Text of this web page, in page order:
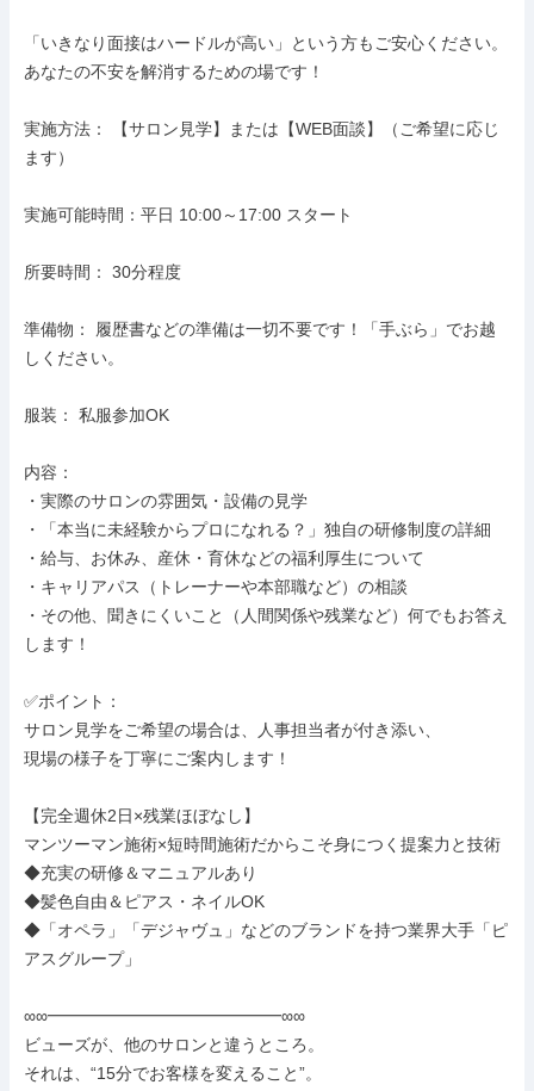
「いきなり面接はハードルが高い」という方もご安心ください。
あなたの不安を解消するための場です！
実施方法： 【サロン見学】または【WEB面談】（ご希望に応じ
ます）
実施可能時間：平日 10:00～17:00 スタート
所要時間： 30分程度
準備物： 履歴書などの準備は一切不要です！「手ぶら」でお越
しください。
服装： 私服参加OK
内容：
・実際のサロンの雰囲気・設備の見学
・「本当に未経験からプロになれる？」独自の研修制度の詳細
・給与、お休み、産休・育休などの福利厚生について
・キャリアパス（トレーナーや本部職など）の相談
・その他、聞きにくいこと（人間関係や残業など）何でもお答え
します！
✅ポイント：
サロン見学をご希望の場合は、人事担当者が付き添い、
現場の様子を丁寧にご案内します！
【完全週休2日×残業ほぼなし】
マンツーマン施術×短時間施術だからこそ身につく提案力と技術
◆充実の研修＆マニュアルあり
◆髪色自由＆ピアス・ネイルOK
◆「オペラ」「デジャヴュ」などのブランドを持つ業界大手「ピ
アスグループ」
∞∞━━━━━━━━━━━━━━∞∞
ビューズが、他のサロンと違うところ。
それは、“15分でお客様を変えること”。